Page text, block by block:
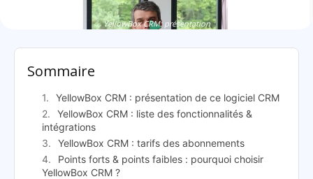
YellowBox CRM: présentation
Sommaire
YellowBox CRM : présentation de ce logiciel CRM
YellowBox CRM : liste des fonctionnalités &
intégrations
YellowBox CRM : tarifs des abonnements
Points forts & points faibles : pourquoi choisir
YellowBox CRM ?